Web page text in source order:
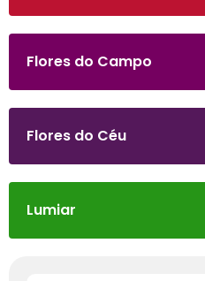
Flores do Campo
Flores do Céu
Lumiar